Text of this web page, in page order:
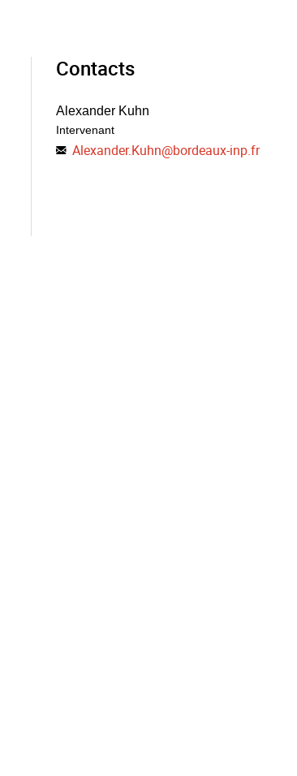
Contacts
Alexander Kuhn
Intervenant
Alexander.Kuhn@bordeaux-inp.fr